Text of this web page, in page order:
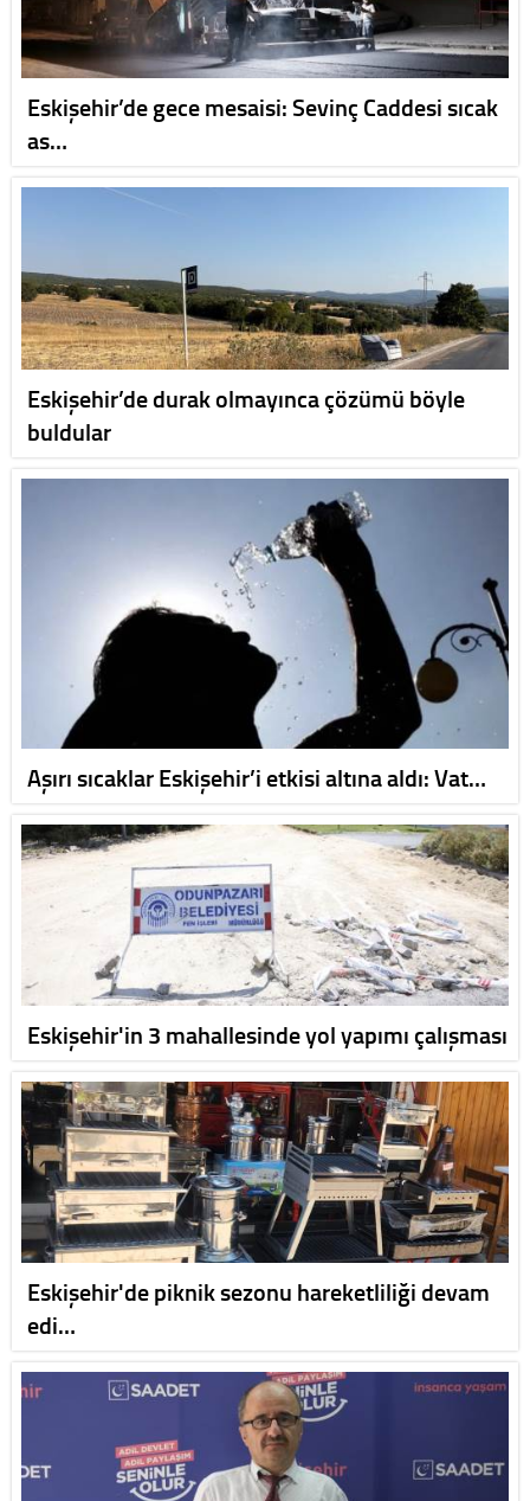
Eskişehir’de gece mesaisi: Sevinç Caddesi sıcak
as…
Eskişehir’de durak olmayınca çözümü böyle
buldular
Aşırı sıcaklar Eskişehir’i etkisi altına aldı: Vat…
Eskişehir'in 3 mahallesinde yol yapımı çalışması
Eskişehir'de piknik sezonu hareketliliği devam
edi…